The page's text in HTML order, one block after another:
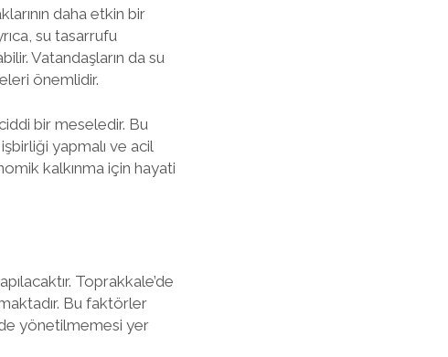
daha etkin bir
su tasarrufu
Vatandaşların da su
önemlidir.
bir meseledir. Bu
yapmalı ve acil
kalkınma için hayati
Toprakkale’de
Bu faktörler
yönetilmemesi yer